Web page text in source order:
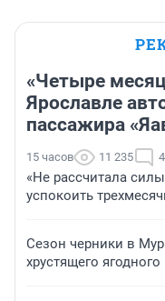
«Четыре
Ярославле
пассажира
15 часов 11 235
«Не рассчитала
успокоить
Сезон черники в
хрустящего